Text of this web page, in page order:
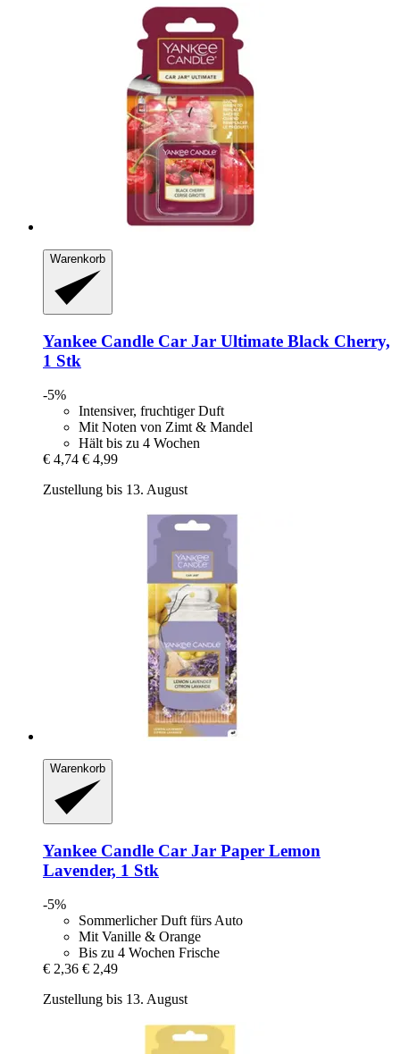
Warenkorb
Yankee Candle Car Jar Ultimate Black Cherry,
1 Stk
-5%
Intensiver, fruchtiger Duft
Mit Noten von Zimt & Mandel
Hält bis zu 4 Wochen
€ 4,74 € 4,99
Zustellung bis 13. August
Warenkorb
Yankee Candle Car Jar Paper Lemon
Lavender, 1 Stk
-5%
Sommerlicher Duft fürs Auto
Mit Vanille & Orange
Bis zu 4 Wochen Frische
€ 2,36 € 2,49
Zustellung bis 13. August